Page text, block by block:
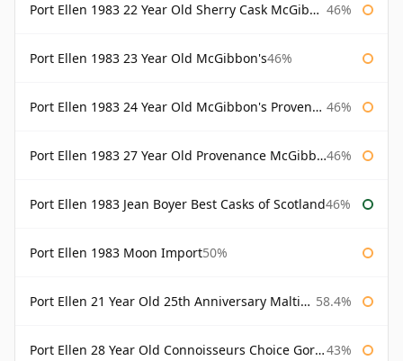
Port Ellen 1983 22 Year Old Sherry Cask McGibbon's Provenance 46%
Port Ellen 1983 23 Year Old McGibbon's46%
Port Ellen 1983 24 Year Old McGibbon's Provenance 46%
Port Ellen 1983 27 Year Old Provenance McGibbon's 46%
Port Ellen 1983 Jean Boyer Best Casks of Scotland46%
Port Ellen 1983 Moon Import50%
Port Ellen 21 Year Old 25th Anniversary Maltings 58.4%
Port Ellen 28 Year Old Connoisseurs Choice Gordon & MacPhail 43%